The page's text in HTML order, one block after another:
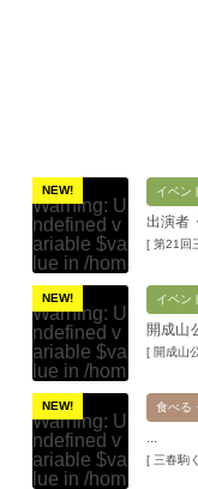
NEW!
Warning: U
ndefined v
ariable $va
lue in /hom
e/xs11945
9/miharuko
ma.com/pu
blic_html/w
p-content/t
hemes/mih
aru/templat
e-parts/pic
up.phpon l
ine19
イベン
出演者
[ 第21回
NEW!
Warning: U
ndefined v
ariable $va
lue in /hom
e/xs11945
9/miharuko
ma.com/pu
blic_html/w
p-content/t
イベン
開成山
[ 開成山
NEW!
Warning: U
ndefined v
ariable $va
lue in /hom
食べる
...
[ 三春駒